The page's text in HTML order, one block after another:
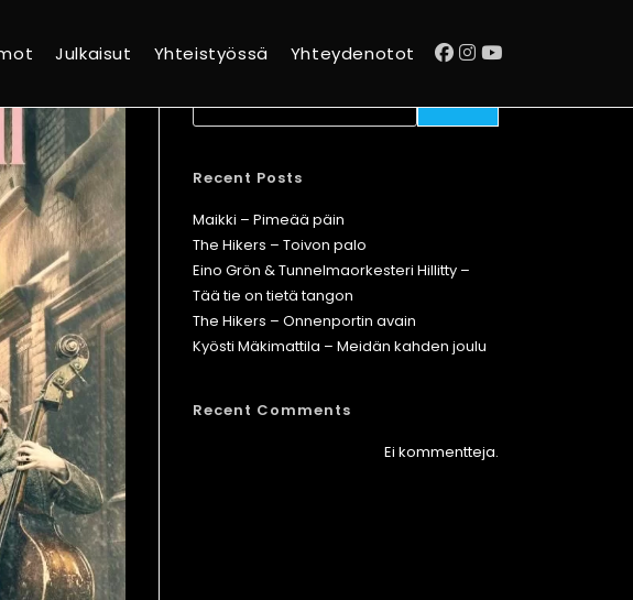
Julkaisut Yhteistyössä Yhteydenotot
Etsi
ETSI
Recent Posts
Maikki – Pimeää päin
The Hikers – Toivon palo
Eino Grön & Tunnelmaorkesteri Hillitty –
Tää tie on tietä tangon
The Hikers – Onnenportin avain
Kyösti Mäkimattila – Meidän kahden joulu
Recent Comments
Ei kommentteja.